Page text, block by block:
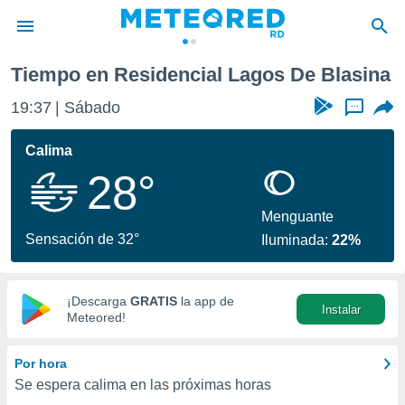
de
ha sido
calidad.
a este
las
y
digital
basada
Tiempo en Residencial Lagos De Blasina
19:37 Sábado ...
Calima
28°
Sensación de 32°
Menguante
Iluminada:22%
¡Descarga GRATIS la app de
Meteored!
Instalar
Por hora
Se espera calima en las próximas horas